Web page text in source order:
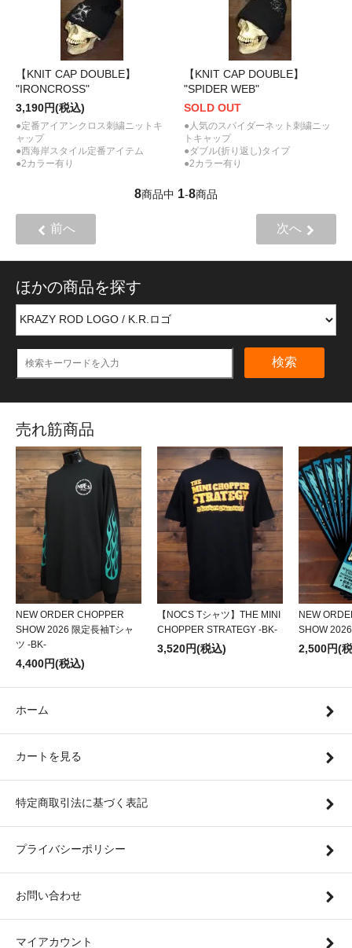
【KNIT CAP DOUBLE】
"IRONCROSS"
3,190円(税込)
●定番アイアンクロス刺繍ニットキ
ャップ
●西海岸スタイル定番アイテム
●2カラー有り
【KNIT CAP DOUBLE】
"SPIDER WEB"
SOLD OUT
●人気のスパイダーネット刺繍ニッ
トキャップ
●ダブル(折り返し)タイプ
●2カラー有り
8商品中 1-8商品
前へ 次へ
ほかの商品を探す
検索
売れ筋商品
NEW ORDER CHOPPER
SHOW 2026 限定長袖Tシャ
ツ -BK-
4,400円(税込)
【NOCS Tシャツ】THE MINI
CHOPPER STRATEGY -BK-
3,520円(税込)
NEW
SHOW
2,500円(
ホーム
カートを見る
特定商取引法に基づく表記
プライバシーポリシー
お問い合わせ
マイアカウント